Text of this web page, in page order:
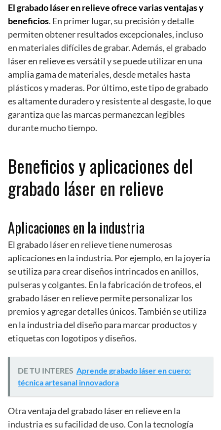
El grabado láser en relieve ofrece varias ventajas y
beneficios. En primer lugar, su precisión y detalle
permiten obtener resultados excepcionales, incluso
en materiales difíciles de grabar. Además, el grabado
láser en relieve es versátil y se puede utilizar en una
amplia gama de materiales, desde metales hasta
plásticos y maderas. Por último, este tipo de grabado
es altamente duradero y resistente al desgaste, lo que
garantiza que las marcas permanezcan legibles
durante mucho tiempo.
Beneficios y aplicaciones del
grabado láser en relieve
Aplicaciones en la industria
El grabado láser en relieve tiene numerosas
aplicaciones en la industria. Por ejemplo, en la joyería
se utiliza para crear diseños intrincados en anillos,
pulseras y colgantes. En la fabricación de trofeos, el
grabado láser en relieve permite personalizar los
premios y agregar detalles únicos. También se utiliza
en la industria del diseño para marcar productos y
etiquetas con logotipos y diseños.
DE TU INTERES Aprende grabado láser en cuero:
técnica artesanal innovadora
Otra ventaja del grabado láser en relieve en la
industria es su facilidad de uso. Con la tecnología